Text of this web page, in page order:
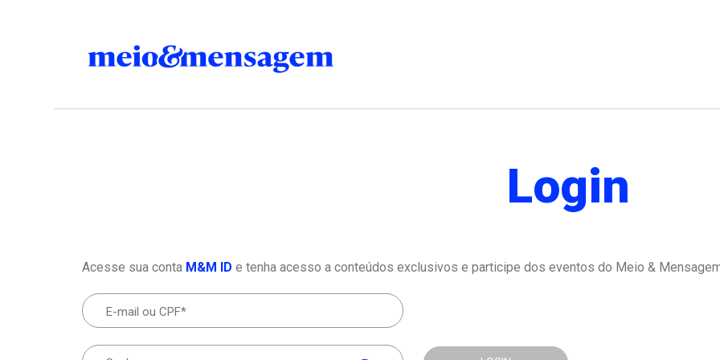
Login
Acesse sua conta M&M ID e tenha acesso a conteúdos exclusivos e participe dos eventos do Meio &